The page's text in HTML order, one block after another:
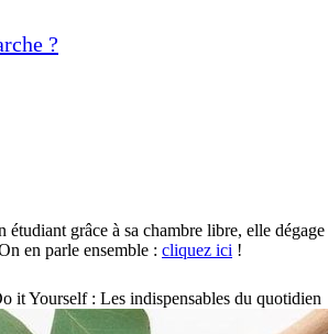
?
grâce à sa chambre libre, elle dégage
en parle ensemble : cliquez ici !
it Yourself : Les indispensables du quotidien